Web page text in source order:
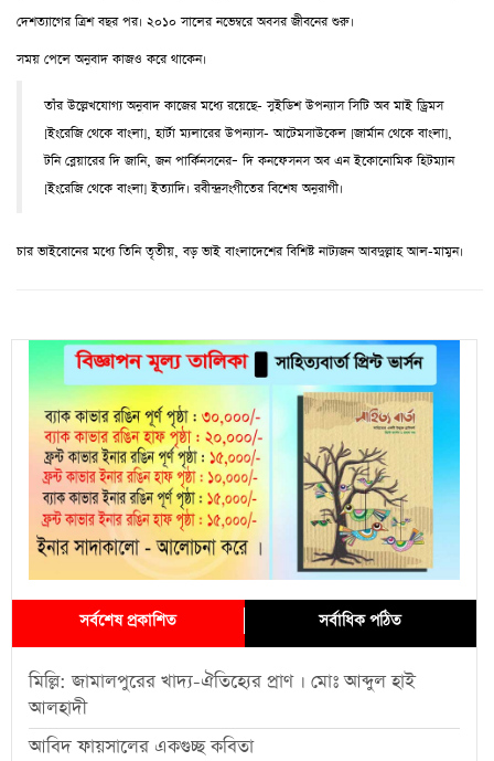
দেশত্যাগের ত্রিশ বছর পর। ২০১০ সালের নভেম্বরে অবসর জীবনের শুরু।
সময় পেলে অনুবাদ কাজও করে থাকেন।
তাঁর উল্লেখযোগ্য অনুবাদ কাজের মধ্যে রয়েছে- সুইডিশ উপন্যাস সিটি অব মাই ড্রিমস
[ইংরেজি থেকে বাংলা], হার্টা ম্যলারের উপন্যাস- আটেমসাউকেল [জার্মান থেকে বাংলা],
টনি ব্লেয়ারের দি জানি, জন পার্কিনসনের– দি কনফেসনস অব এন ইকোনোমিক হিটম্যান
[ইংরেজি থেকে বাংলা] ইত্যাদি। রবীন্দ্রসংগীতের বিশেষ অনুরাগী।
চার ভাইবোনের মধ্যে তিনি তৃতীয়, বড় ভাই বাংলাদেশের বিশিষ্ট নাট্যজন আবদুল্লাহ আল-মামুন।
সর্বশেষ প্রকাশিত সর্বাধিক পঠিত
মিল্লি: জামালপুরের খাদ্য-ঐতিহ্যের প্রাণ । মোঃ আব্দুল হাই
আলহাদী
আবিদ ফায়সালের একগুচ্ছ কবিতা